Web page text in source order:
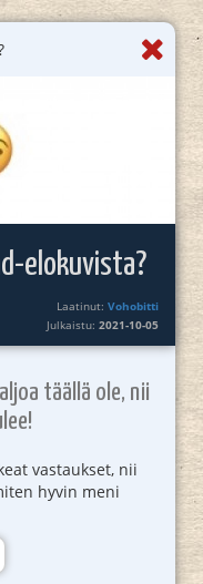
elokuvista?
Laatinut:Vohobitti
Julkaistu:2021-10-05
täällä ole, nii
vastaukset, nii
hyvin meni